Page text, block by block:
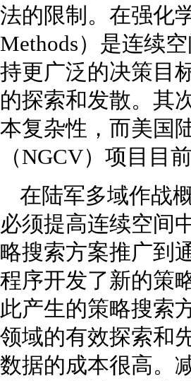
法的限制。在强化
Methods）是连续
持更广泛的决策目
的探索和发散。其
本复杂性，而美国
（NGCV）项目目
在陆军多域作战
必须提高连续空间
略搜索方案推广到
程序开发了新的策
此产生的策略搜索
领域的有效探索和
数据的成本很高。